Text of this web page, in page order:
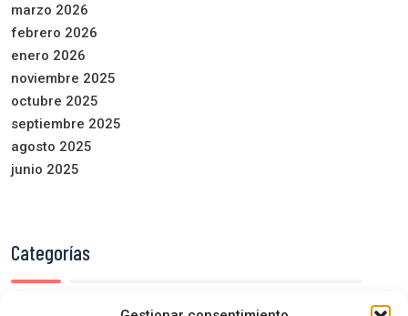
marzo 2026
febrero 2026
enero 2026
noviembre 2025
octubre 2025
septiembre 2025
agosto 2025
junio 2025
Categorías